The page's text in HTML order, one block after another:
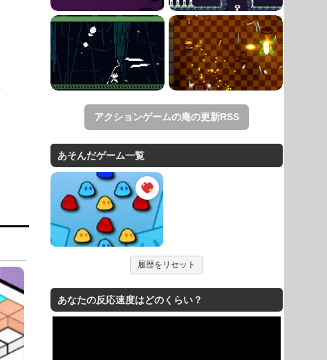
アクションゲームの庵の更新RSS
あそんだゲーム一覧
履歴をリセット
あなたの反応速度はどのくらい？